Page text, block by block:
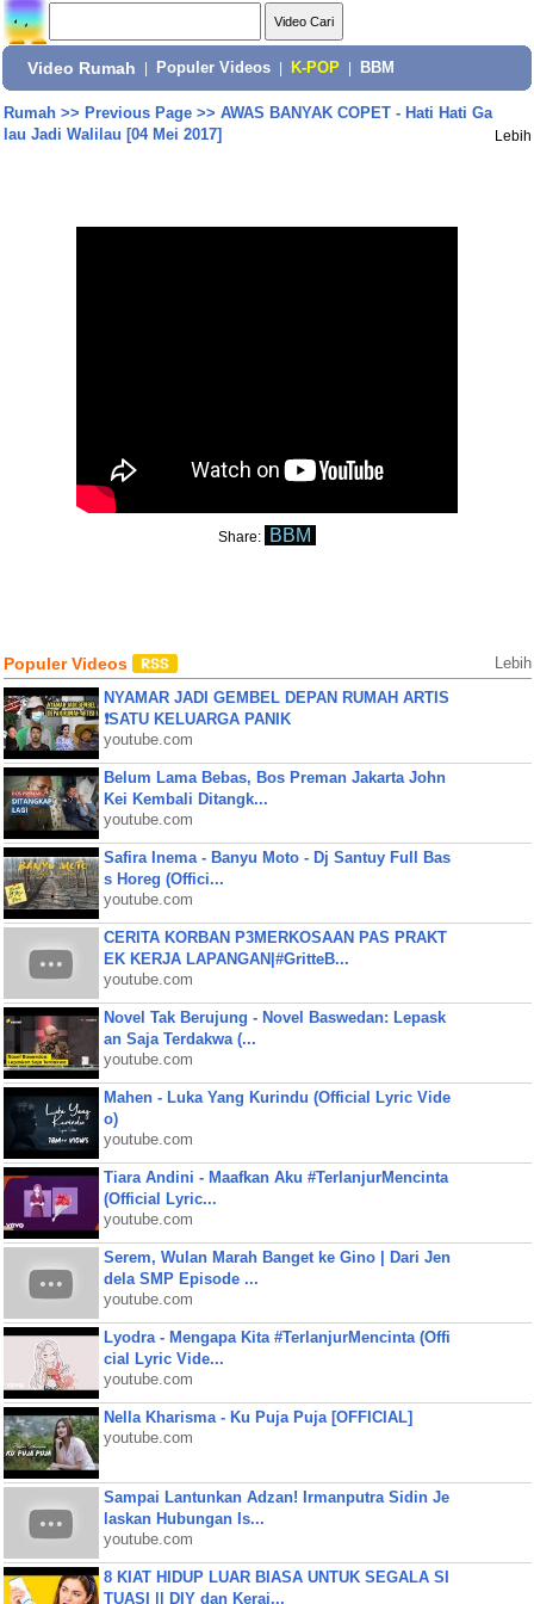
Video Rumah Populer Videos K-POP BBM
Rumah>> Previous Page>> AWAS BANYAK COPET - Hati Hati Ga
lau Jadi Walilau [04 Mei 2017]
Lebih
Share: BBM
Populer Videos Lebih
NYAMAR JADI GEMBEL DEPAN RUMAH ARTIS
❗SATU KELUARGA PANIK
youtube.com
Belum Lama Bebas, Bos Preman Jakarta John
Kei Kembali Ditangk...
youtube.com
Safira Inema - Banyu Moto - Dj Santuy Full Bas
s Horeg (Offici...
youtube.com
CERITA KORBAN P3MERKOSAAN PAS PRAKT
EK KERJA LAPANGAN|#GritteB...
youtube.com
Novel Tak Berujung - Novel Baswedan: Lepask
an Saja Terdakwa (...
youtube.com
Mahen - Luka Yang Kurindu (Official Lyric Vide
o)
youtube.com
Tiara Andini - Maafkan Aku #TerlanjurMencinta
(Official Lyric...
youtube.com
Serem, Wulan Marah Banget ke Gino | Dari Jen
dela SMP Episode ...
youtube.com
Lyodra - Mengapa Kita #TerlanjurMencinta (Offi
cial Lyric Vide...
youtube.com
Nella Kharisma - Ku Puja Puja [OFFICIAL]
youtube.com
Sampai Lantunkan Adzan! Irmanputra Sidin Je
laskan Hubungan Is...
youtube.com
8 KIAT HIDUP LUAR BIASA UNTUK SEGALA SI
TUASI || DIY dan Keraj...